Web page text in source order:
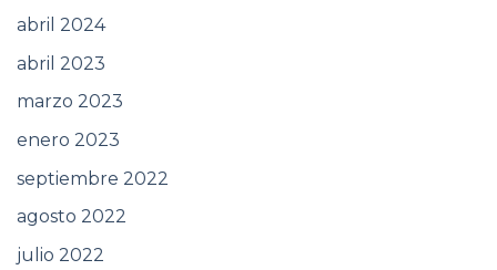
abril 2024
abril 2023
marzo 2023
enero 2023
septiembre 2022
agosto 2022
julio 2022